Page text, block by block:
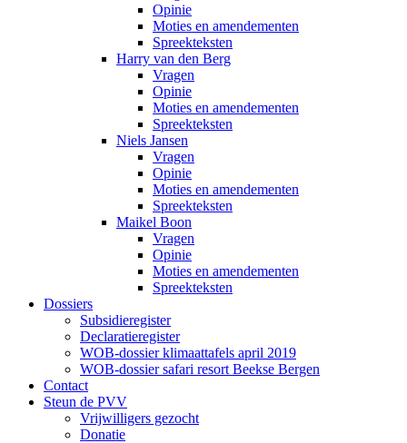
Opinie
Moties en amendementen
Spreekteksten
Harry van den Berg
Vragen
Opinie
Moties en amendementen
Spreekteksten
Niels Jansen
Vragen
Opinie
Moties en amendementen
Spreekteksten
Maikel Boon
Vragen
Opinie
Moties en amendementen
Spreekteksten
Dossiers
Subsidieregister
Declaratieregister
WOB-dossier klimaattafels april 2019
WOB-dossier safari resort Beekse Bergen
Contact
Steun de PVV
Vrijwilligers gezocht
Donatie